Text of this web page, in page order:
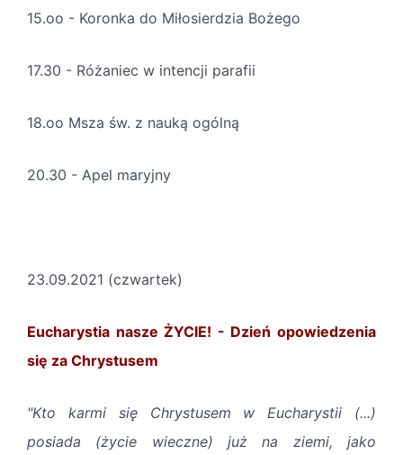
15.oo - Koronka do Miłosierdzia Bożego
17.30 - Różaniec w intencji parafii
18.oo Msza św. z nauką ogólną
20.30 - Apel maryjny
23.09.2021 (czwartek)
Eucharystia nasze ŻYCIE! - Dzień opowiedzenia
się za Chrystusem
"Kto karmi się Chrystusem w Eucharystii (...)
posiada (życie wieczne) już na ziemi, jako